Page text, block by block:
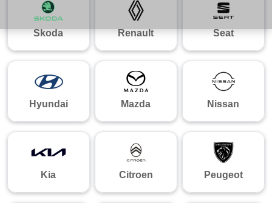
Skoda Renault Seat
Hyundai Mazda Nissan
Kia Citroen Peugeot